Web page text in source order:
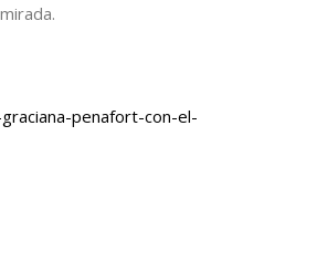
penafort-con-el-